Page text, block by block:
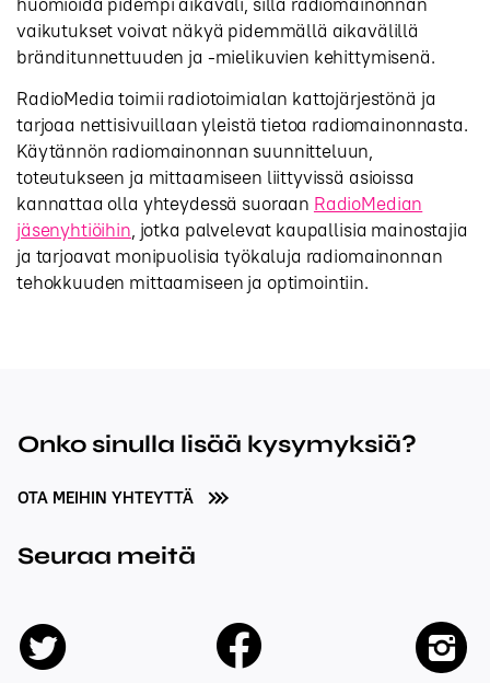
vaikutukset voivat näkyä pidemmällä aikavälillä
bränditunnettuuden ja -mielikuvien kehittymisenä.
RadioMedia toimii radiotoimialan kattojärjestönä ja
tarjoaa nettisivuillaan yleistä tietoa radiomainonnasta.
Käytännön radiomainonnan suunnitteluun,
toteutukseen ja mittaamiseen liittyvissä asioissa
kannattaa olla yhteydessä suoraan RadioMedian
jäsenyhtiöihin, jotka palvelevat kaupallisia mainostajia
ja tarjoavat monipuolisia työkaluja radiomainonnan
tehokkuuden mittaamiseen ja optimointiin.
Onko sinulla lisää kysymyksiä?
OTA MEIHIN YHTEYTTÄ
Seuraa meitä
twitter facebook